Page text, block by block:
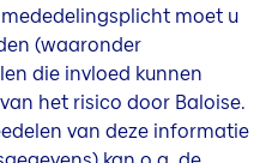
moet u
(waaronder
die invloed kunnen
het risico door Baloise.
van deze informatie